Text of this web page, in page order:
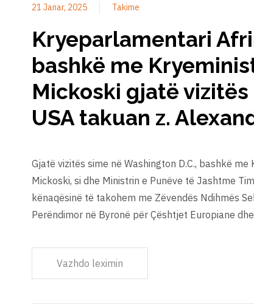
21 Janar, 2025 Takime
Kryeparlamentari
bashkë me
Mickoski gjatë vizitës
USA takuan z.
Gjatë vizitës sime në Washington D.C., bashkë
Mickoski, si dhe Ministrin e Punëve të Jashtme
kënaqësinë të takohem me Zëvendës Ndihmës
Perëndimor në Byronë për Çështjet Europiane
Vazhdo leximin